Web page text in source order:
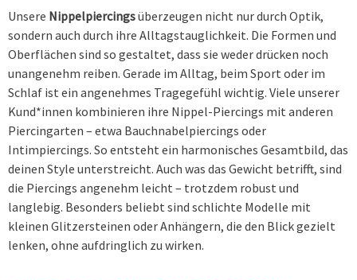
Unsere Nippelpiercingsüberzeugen nicht nur durch Optik,
sondern auch durch ihre Alltagstauglichkeit. Die Formen und
Oberflächen sind so gestaltet, dass sie weder drücken noch
unangenehm reiben. Gerade im Alltag, beim Sport oder im
Schlaf ist ein angenehmes Tragegefühl wichtig. Viele unserer
Kund*innen kombinieren ihre Nippel-Piercings mit anderen
Piercingarten – etwa Bauchnabelpiercings oder
Intimpiercings. So entsteht ein harmonisches Gesamtbild, das
deinen Style unterstreicht. Auch was das Gewicht betrifft, sind
die Piercings angenehm leicht – trotzdem robust und
langlebig. Besonders beliebt sind schlichte Modelle mit
kleinen Glitzersteinen oder Anhängern, die den Blick gezielt
lenken, ohne aufdringlich zu wirken.